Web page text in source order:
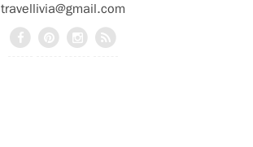
travellivia@gmail.com